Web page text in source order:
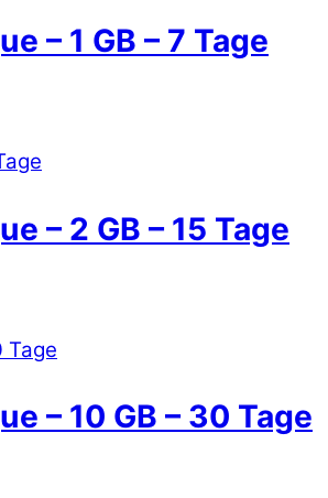
– 1 GB – 7 Tage
– 2 GB – 15 Tage
– 10 GB – 30 Tage